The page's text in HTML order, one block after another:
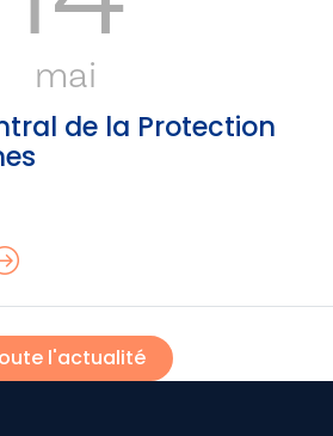
mai
de la Protection
l'actualité